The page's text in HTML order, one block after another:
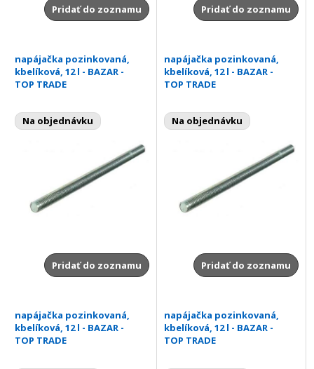
Pridať do zoznamu Pridať do zoznamu
napájačka pozinkovaná,
kbelíková, 12 l - BAZAR -
TOP TRADE
Na objednávku
Pridať do zoznamu
napájačka pozinkovaná,
kbelíková, 12 l - BAZAR -
TOP TRADE
Na objednávku
Pridať do zoznamu
napájačka pozinkovaná,
kbelíková, 12 l - BAZAR -
TOP TRADE
napájačka pozinkovaná,
kbelíková, 12 l - BAZAR -
TOP TRADE